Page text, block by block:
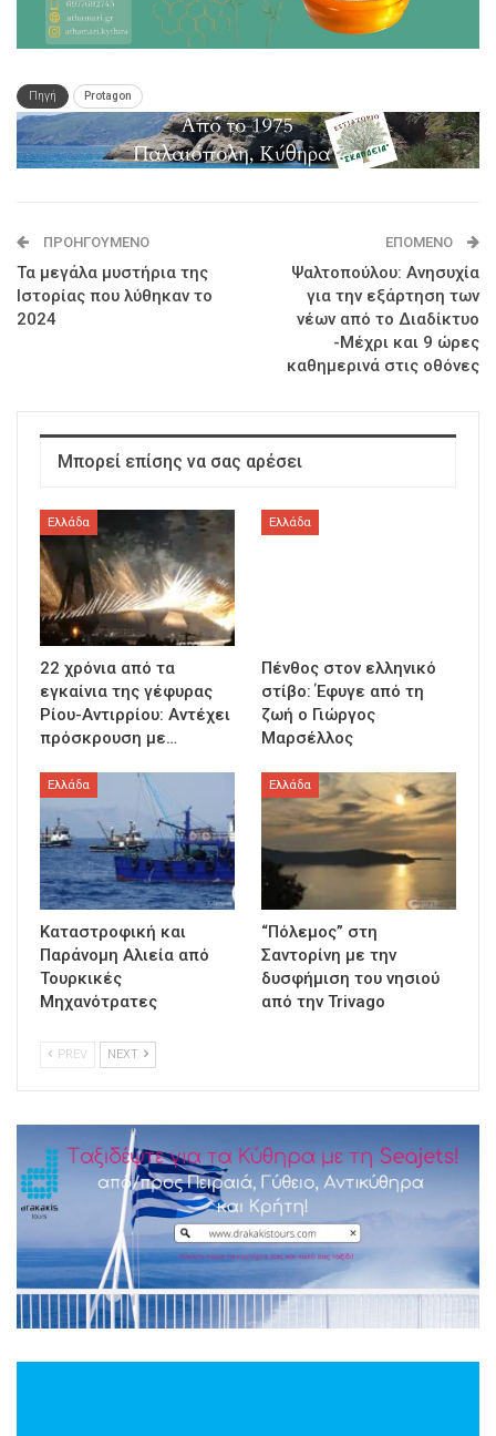
Πηγή Protagon
ΠΡΟΗΓΟΎΜΕΝΟ
Τα μεγάλα μυστήρια της
Ιστορίας που λύθηκαν το
2024
ΕΠΌΜΕΝΟ
Ψαλτοπούλου: Ανησυχία
για την εξάρτηση των
νέων από το Διαδίκτυο
-Μέχρι και 9 ώρες
καθημερινά στις οθόνες
Μπορεί επίσης να σας αρέσει
Ελλάδα
22 χρόνια από τα
εγκαίνια της γέφυρας
Ρίου-Αντιρρίου: Αντέχει
πρόσκρουση με…
Ελλάδα
Πένθος στον ελληνικό
στίβο: Έφυγε από τη
ζωή ο Γιώργος
Μαρσέλλος
Ελλάδα
Καταστροφική και
Παράνομη Αλιεία από
Τουρκικές
Μηχανότρατες
Ελλάδα
“Πόλεμος” στη
Σαντορίνη με την
δυσφήμιση του νησιού
από την Trivago
PREV NEXT